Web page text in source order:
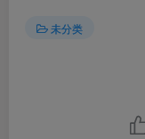
未分类